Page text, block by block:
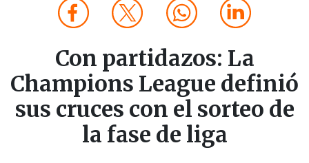
Con partidazos: La
Champions League definió
sus cruces con el sorteo de
la fase de liga